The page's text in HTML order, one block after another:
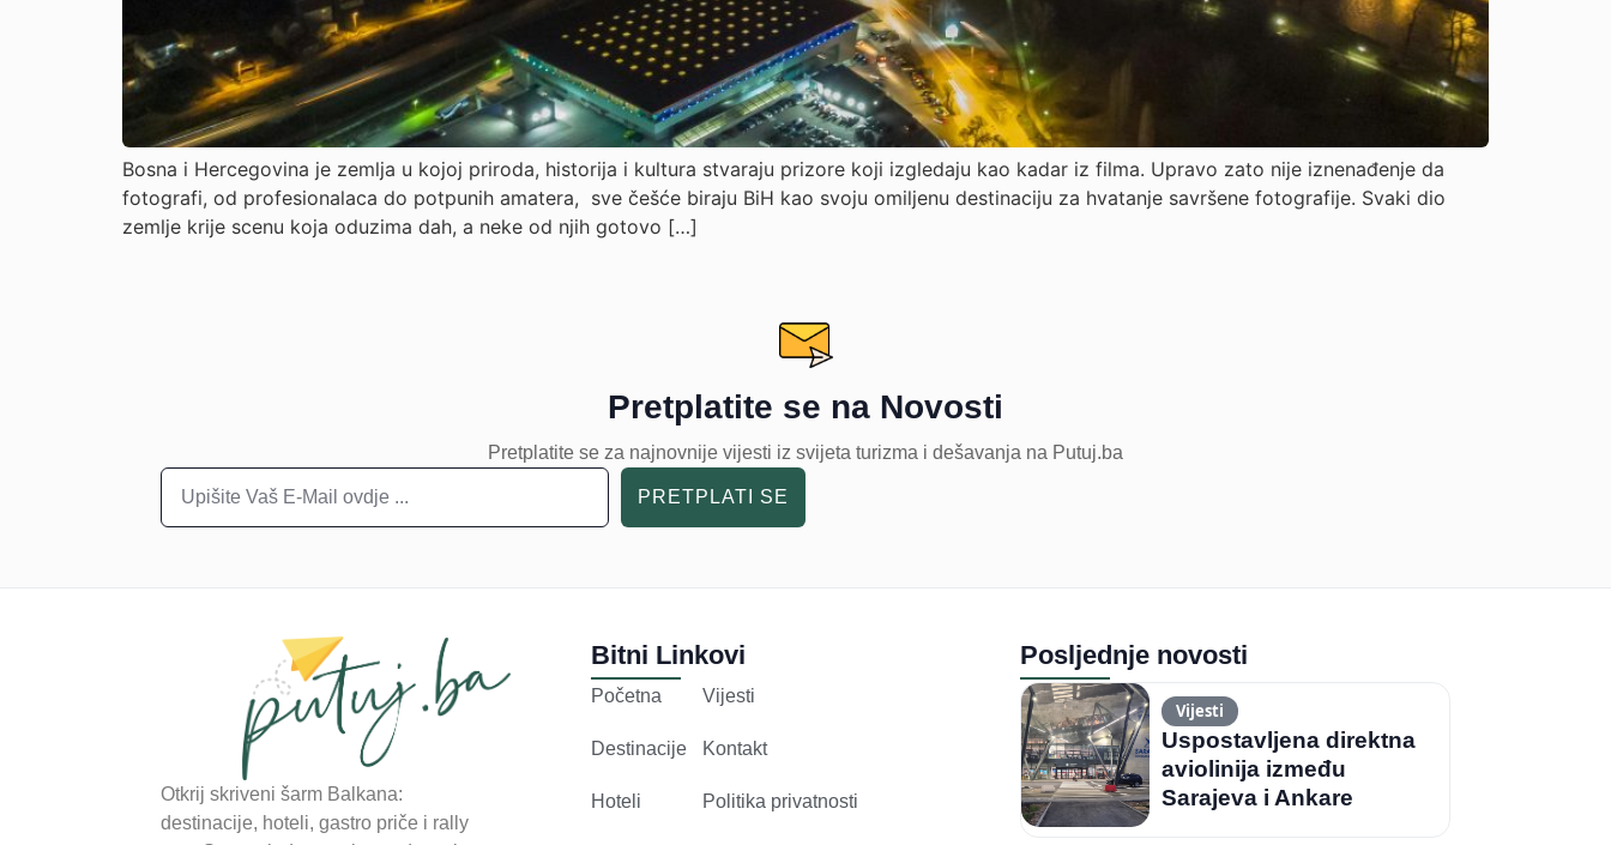
Bosna i Hercegovina je zemlja u kojoj priroda, historija i kultura stvaraju prizore koji izgledaju kao kadar iz filma. Upravo zato nije iznenađenje da
fotografi, od profesionalaca do potpunih amatera, sve češće biraju BiH kao svoju omiljenu destinaciju za hvatanje savršene fotografije. Svaki dio
zemlje krije scenu koja oduzima dah, a neke od njih gotovo […]
Pretplatite se na Novosti
Pretplatite se za najnovnije vijesti iz svijeta turizma i dešavanja na Putuj.ba
PRETPLATI SE
Otkrij skriveni šarm Balkana:
destinacije, hoteli, gastro priče i rally
Bitni Linkovi
Početna
Destinacije
Hoteli
Vijesti
Kontakt
Politika privatnosti
Posljednje novosti
Vijesti
Uspostavljena direktna
aviolinija između
Sarajeva i Ankare